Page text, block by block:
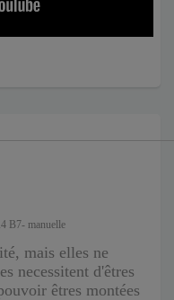
B7- manuelle
mais elles ne
necessitent d'êtres
êtres montées